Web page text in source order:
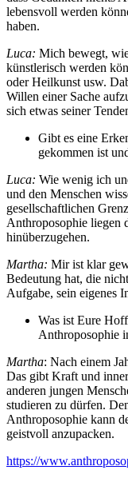
lebensvoll werden
haben.
Luca: Mich bewegt,
künstlerisch werden
oder Heilkunst usw.
Willen einer Sache
sich etwas seiner
Gibt es eine
gekommen ist
Luca: Wie wenig ich
und den Menschen
gesellschaftlichen
Anthroposophie liegen
hinüberzugehen.
Martha: Mir ist klar
Bedeutung hat, die
Aufgabe, sein eigenes
Was ist Eure
Anthroposophie
Martha: Nach einem
Das gibt Kraft und
anderen jungen
studieren zu dürfen.
Anthroposophie kann
geistvoll anzupacken.
https://